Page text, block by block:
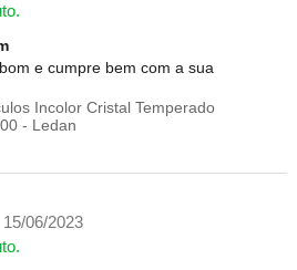
e cumpre bem com a sua
Incolor Cristal Temperado
- Ledan
15/06/2023